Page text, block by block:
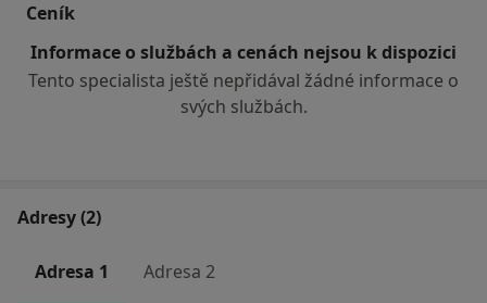
Ceník
Informace o službách a cenách nejsou k dispozici
Tento specialista ještě nepřidával žádné informace o
svých službách.
Adresy (2)
Adresa 1 Adresa 2